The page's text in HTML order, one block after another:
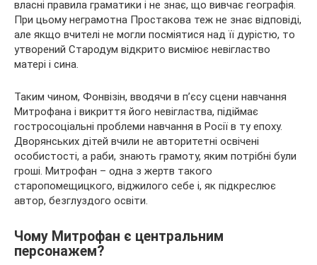
власні правила граматики і не знає, що вивчає географія.
При цьому неграмотна Простакова теж не знає відповіді,
але якщо вчителі не могли посміятися над її дурістю, то
утворений Стародум відкрито висміює невігластво
матері і сина.
Таким чином, Фонвізін, вводячи в п’єсу сцени навчання
Митрофана і викриття його невігластва, підіймає
гостросоціальні проблеми навчання в Росії в ту епоху.
Дворянських дітей вчили не авторитетні освічені
особистості, а раби, знають грамоту, яким потрібні були
гроші. Митрофан – одна з жертв такого
старопомещицкого, віджилого себе і, як підкреслює
автор, безглуздого освіти.
Чому Митрофан є центральним
персонажем?